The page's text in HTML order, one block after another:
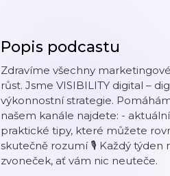
Popis podcastu
Zdravíme všechny
růst. Jsme VISIBILITY digital –
výkonnostní strategie.
našem kanále najdete: -
praktické tipy, které můžete
skutečně rozumí 🎙️ Každý týden
zvoneček, ať vám nic neuteče.